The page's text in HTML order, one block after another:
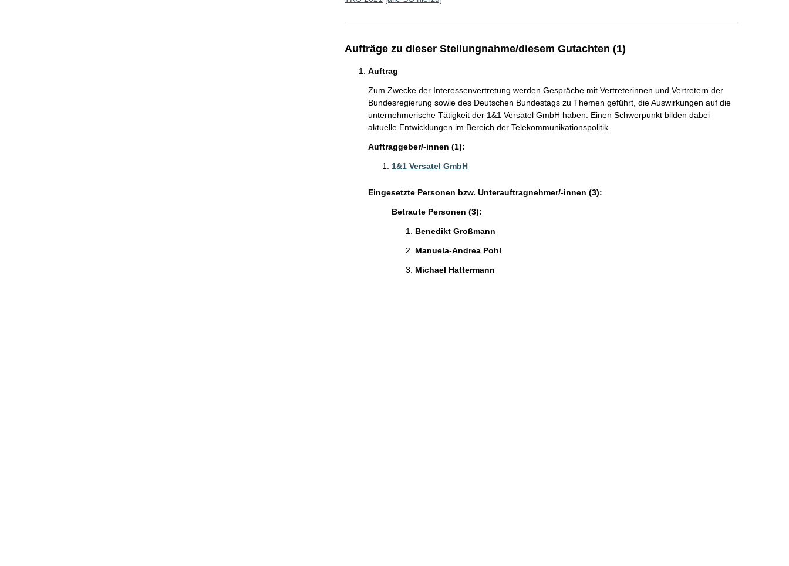
Aufträge zu dieser Stellungnahme/diesem Gutachten (1)
Auftrag
Zum Zwecke der Interessenvertretung werden Gespräche mit Vertreterinnen und Vertretern der
Bundesregierung sowie des Deutschen Bundestags zu Themen geführt, die Auswirkungen auf die
unternehmerische Tätigkeit der 1&1 Versatel GmbH haben. Einen Schwerpunkt bilden dabei
aktuelle Entwicklungen im Bereich der Telekommunikationspolitik.
Auftraggeber/-innen (1):
1&1 Versatel GmbH
Eingesetzte Personen bzw. Unterauftragnehmer/-innen (3):
Betraute Personen (3):
Benedikt Großmann
Manuela-Andrea Pohl
Michael Hattermann